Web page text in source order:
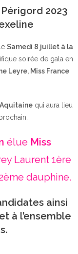
2023
Samedi 8 juillet à la
soirée de gala en
Leyre, Miss France
Aquitainequi aura lieu
élue Miss
Laurent 1ère
dauphine.
ainsi
à l’ensemble